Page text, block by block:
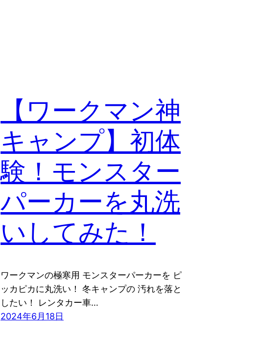
【ワークマン神
キャンプ】初体
験！モンスター
パーカーを丸洗
いしてみた！
ワークマンの極寒用 モンスターパーカーを ピ
ッカピカに丸洗い！ 冬キャンプの 汚れを落と
したい！ レンタカー車…
2024年6月18日